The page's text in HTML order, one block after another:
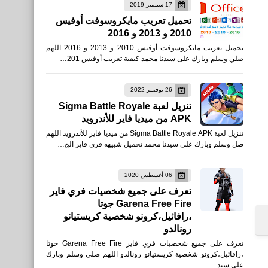
17 سبتمبر 2019
تحميل تعريب مايكروسوفت أوفيس
2010 و 2013 و 2016
تحميل تعريب مايكروسوفت أوفيس 2010 و 2013 و 2016 اللهم
صلي وسلم وبارك على سيدنا محمد كيفية تعريب أوفيس 201…
26 نوفمبر 2022
تنزيل لعبة Sigma Battle Royale
APK من ميديا فاير للأندرويد
تنزيل لعبة Sigma Battle Royale APK من ميديا فاير للأندرويد اللهم
صل وسلم وبارك على سيدنا محمد تحميل شبيهه فري فاير الج…
06 أغسطس 2020
تعرف على جميع شخصيات فري فاير
Garena Free Fire جوتا
،رافائيل،كرونو شخصية كريستيانو
رونالدو
تعرف على جميع شخصيات فري فاير Garena Free Fire جوتا
،رافائيل،كرونو شخصية كريستيانو رونالدو اللهم صلى وسلم وبارك
على سيد…